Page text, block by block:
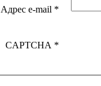
Адрес e-mail *
CAPTCHA *